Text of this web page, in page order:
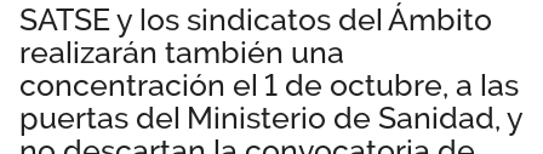
Sala de prensa
Perspectivas Área privada
SATSE y los sindicatos del Ámbito
realizarán también una
concentración el 1 de octubre, a las
puertas del Ministerio de Sanidad, y